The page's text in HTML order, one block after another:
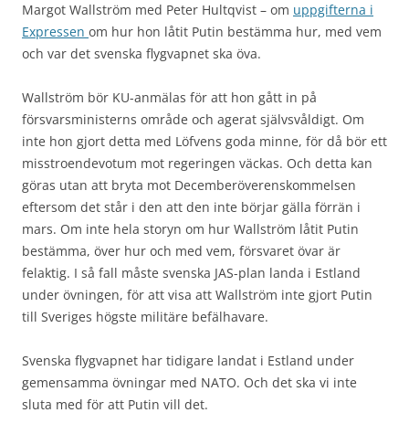
Margot Wallström med Peter Hultqvist – om uppgifterna i
Expressen om hur hon låtit Putin bestämma hur, med vem
och var det svenska flygvapnet ska öva.
Wallström bör KU-anmälas för att hon gått in på
försvarsministerns område och agerat självsvåldigt. Om
inte hon gjort detta med Löfvens goda minne, för då bör ett
misstroendevotum mot regeringen väckas. Och detta kan
göras utan att bryta mot Decemberöverenskommelsen
eftersom det står i den att den inte börjar gälla förrän i
mars. Om inte hela storyn om hur Wallström låtit Putin
bestämma, över hur och med vem, försvaret övar är
felaktig. I så fall måste svenska JAS-plan landa i Estland
under övningen, för att visa att Wallström inte gjort Putin
till Sveriges högste militäre befälhavare.
Svenska flygvapnet har tidigare landat i Estland under
gemensamma övningar med NATO. Och det ska vi inte
sluta med för att Putin vill det.